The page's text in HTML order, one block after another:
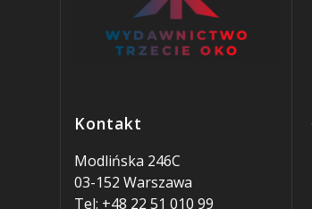
Kontakt
Modlińska 246C
03-152 Warszawa
Tel: +48 22 51 010 99